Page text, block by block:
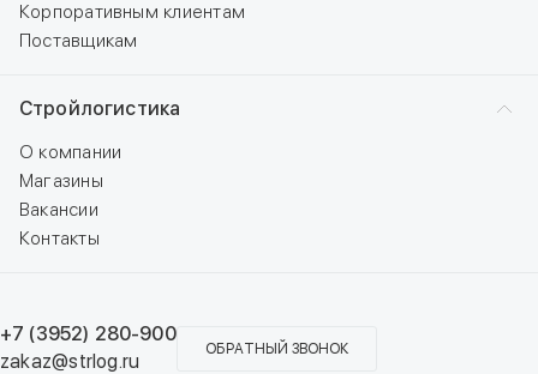
Корпоративным клиентам
Поставщикам
Стройлогистика
О компании
Магазины
Вакансии
Контакты
+7 (3952) 280-900
zakaz@strlog.ru
ОБРАТНЫЙ ЗВОНОК